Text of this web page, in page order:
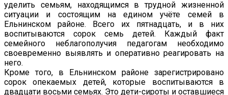
уделить семьям, находящимся в трудной жизненной
ситуации и состоящим на едином учёте семей в
Ельнинском районе. Всего их пятнадцать, и в них
воспитываются сорок семь детей. Каждый факт
семейного неблагополучия педагогам необходимо
своевременно выявлять и оперативно реагировать на
него.
Кроме того, в Ельнинском районе зарегистрировано
сорок опекаемых детей, которые воспитываются в
двадцати восьми семьях. Это дети-сироты и оставшиеся